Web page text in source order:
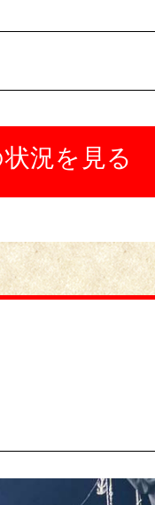
況を見る